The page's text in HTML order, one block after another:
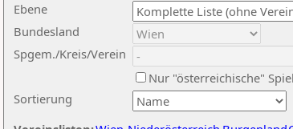
Ebene
Sortierung
Bundesland
Spgem./Kreis/Verein
Nur "österreichische"